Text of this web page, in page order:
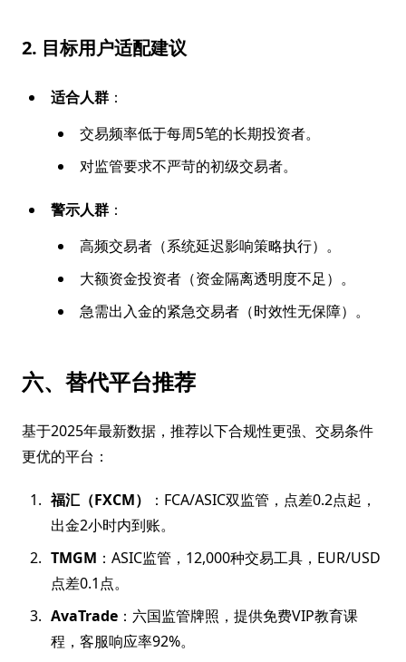
2. 目标用户适配建议
适合人群 ：
交易频率低于每周5笔的长期投资者。
对监管要求不严苛的初级交易者。
警示人群 ：
高频交易者（系统延迟影响策略执行）。
大额资金投资者（资金隔离透明度不足）。
急需出入金的紧急交易者（时效性无保障）。
六、替代平台推荐
基于2025年最新数据，推荐以下合规性更强、交易条件
更优的平台：
福汇（FXCM）
：FCA/ASIC双监管，点差0.2点起，
出金2小时内到账。
TMGM ：ASIC监管，12,000种交易工具，EUR/USD
点差0.1点。
AvaTrade ：六国监管牌照，提供免费VIP教育课
程，客服响应率92%。